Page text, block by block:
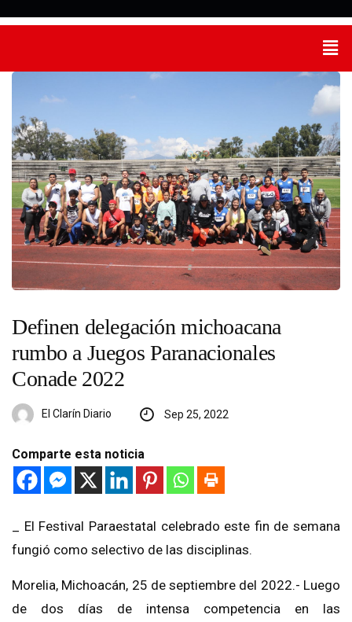
Definen delegación michoacana
rumbo a Juegos Paranacionales
Conade 2022
El Clarín Diario Sep 25, 2022
Comparte esta noticia
_ El Festival Paraestatal celebrado este fin de semana
fungió como selectivo de las disciplinas.
Morelia, Michoacán, 25 de septiembre del 2022.- Luego
de dos días de intensa competencia en las